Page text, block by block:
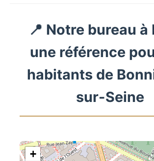
📍 Notre bureau à
une référence
habitants de
sur-Seine
+